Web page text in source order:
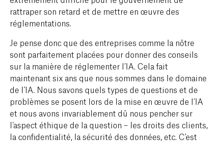
rattraper son retard et de mettre en œuvre des
réglementations.
Je pense donc que des entreprises comme la nôtre
sont parfaitement placées pour donner des conseils
sur la manière de réglementer l’IA. Cela fait
maintenant six ans que nous sommes dans le domaine
de l’IA. Nous savons quels types de questions et de
problèmes se posent lors de la mise en œuvre de l’IA
et nous avons invariablement dû nous pencher sur
l’aspect éthique de la question – les droits des clients,
la confidentialité, la sécurité des données, etc. C’est